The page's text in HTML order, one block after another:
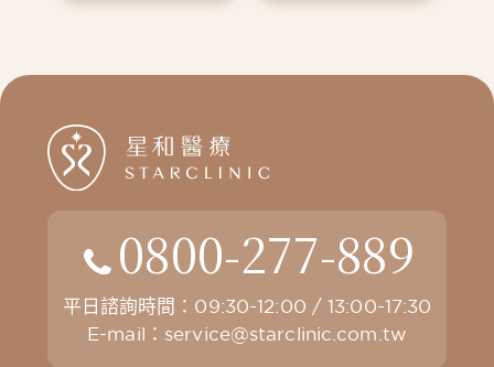
0800-277-889
平日諮詢時間：09:30-12:00 / 13:00-17:30
E-mail： service@starclinic.com.tw